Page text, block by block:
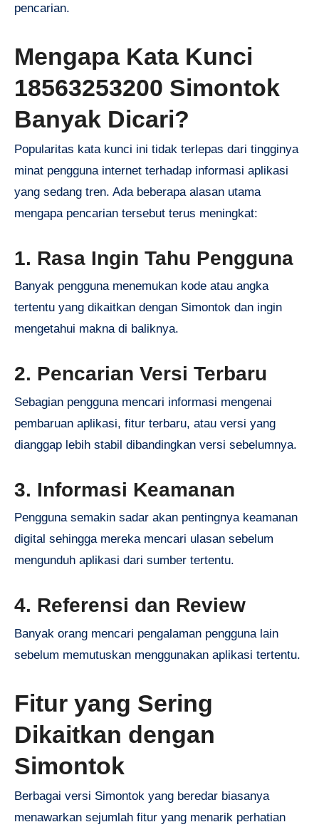
pencarian.
Mengapa Kata Kunci
18563253200 Simontok
Banyak Dicari?
Popularitas kata kunci ini tidak terlepas dari tingginya
minat pengguna internet terhadap informasi aplikasi
yang sedang tren. Ada beberapa alasan utama
mengapa pencarian tersebut terus meningkat:
1. Rasa Ingin Tahu Pengguna
Banyak pengguna menemukan kode atau angka
tertentu yang dikaitkan dengan Simontok dan ingin
mengetahui makna di baliknya.
2. Pencarian Versi Terbaru
Sebagian pengguna mencari informasi mengenai
pembaruan aplikasi, fitur terbaru, atau versi yang
dianggap lebih stabil dibandingkan versi sebelumnya.
3. Informasi Keamanan
Pengguna semakin sadar akan pentingnya keamanan
digital sehingga mereka mencari ulasan sebelum
mengunduh aplikasi dari sumber tertentu.
4. Referensi dan Review
Banyak orang mencari pengalaman pengguna lain
sebelum memutuskan menggunakan aplikasi tertentu.
Fitur yang Sering
Dikaitkan dengan
Simontok
Berbagai versi Simontok yang beredar biasanya
menawarkan sejumlah fitur yang menarik perhatian